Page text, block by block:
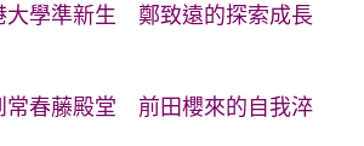
大學準新生 鄭致遠的探索成長
常春藤殿堂 前田櫻來的自我淬